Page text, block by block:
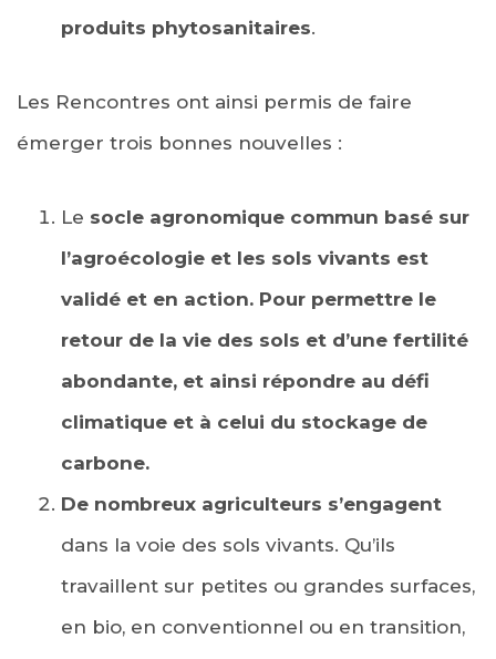
produits phytosanitaires.
Les Rencontres ont ainsi permis de faire
émerger trois bonnes nouvelles :
Le socle agronomique commun basé sur
l’agroécologie et les sols vivants est
validé et en action. Pour permettre le
retour de la vie des sols et d’une fertilité
abondante, et ainsi répondre au défi
climatique et à celui du stockage de
carbone.
De nombreux agriculteurs s’engagent
dans la voie des sols vivants. Qu’ils
travaillent sur petites ou grandes surfaces,
en bio, en conventionnel ou en transition,